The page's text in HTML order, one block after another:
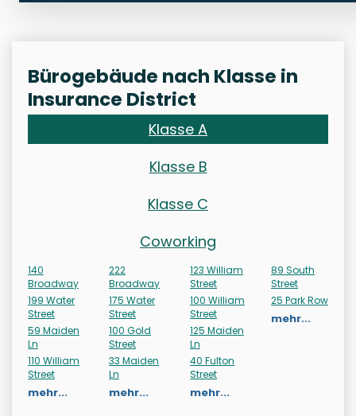
Bürogebäude nach Klasse in
Insurance District
Klasse A
Klasse B
Klasse C
Coworking
140
Broadway
199 Water
Street
59 Maiden
Ln
110 William
Street
mehr...
222
Broadway
175 Water
Street
100 Gold
Street
33 Maiden
Ln
mehr...
123 William
Street
100 William
Street
125 Maiden
Ln
40 Fulton
Street
mehr...
89 South
Street
25 Park Row
mehr...